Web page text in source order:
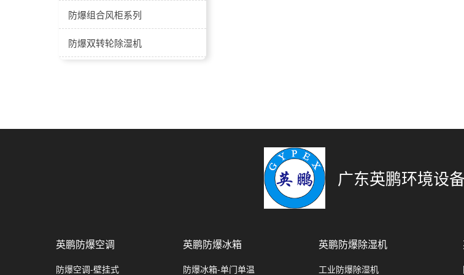
防爆新风分体式空调
防爆净化空调机组
防爆组合风柜系列
防爆双转轮除湿机
防爆转轮除湿洁净机组
防爆超低温风冷模块机组
防爆全新风屋顶式空调机组
广东英鹏环境设
英鹏防爆空调
防爆空调-壁挂式
英鹏防爆冰箱
防爆冰箱-单门单温
英鹏防爆除湿机
工业防爆除湿机